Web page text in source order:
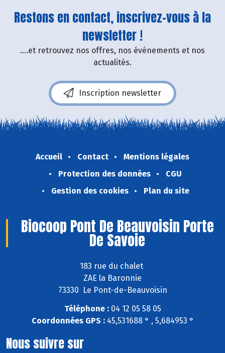
Restons en contact, inscrivez-vous à la
newsletter !
....et retrouvez nos offres, nos événements et nos
actualités.
Inscription newsletter
Accueil Contact
Mentions légales
Protection des données
CGU
Gestion des cookies
Plan du site
Biocoop Pont De Beauvoisin Porte
De Savoie
183 rue du chalet
ZAE la Baronnie
73330 Le Pont-de-Beauvoisin
Téléphone :04 12 05 58 05
Coordonnées GPS :45,531688 ° , 5,684953 °
Nous suivre sur